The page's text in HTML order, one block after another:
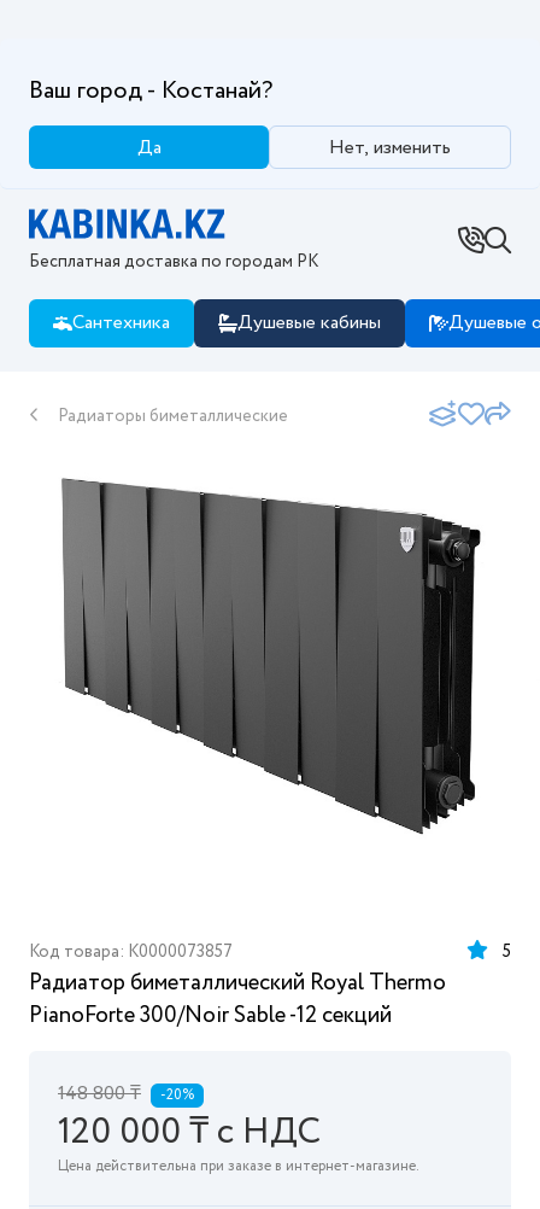
Ваш город - Костанай?
Да Нет, изменить
Бесплатная доставка по городам РК
Сантехника Душевые кабины Душевые
Радиаторы биметаллические
Код товара: K0000073857 5
Радиатор биметаллический Royal Thermo
PianoForte 300/Noir Sable -12 секций
148 800 ₸ -20%
120 000 ₸ с НДС
Цена действительна при заказе в интернет-магазине.